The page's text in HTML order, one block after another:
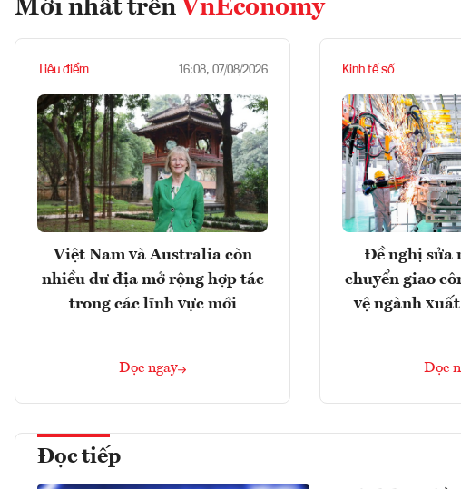
Mới nhất trên VnEconomy
Tiêu điểm 16:08, 07/08/2026
Việt Nam và Australia còn
nhiều dư địa mở rộng hợp tác
trong các lĩnh vực mới
Đọc ngay
Kinh tế số
Đề nghị sửa
chuyển giao
vệ ngành
Đọc
Đọc tiếp